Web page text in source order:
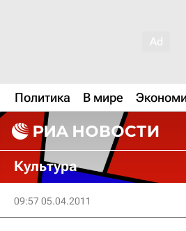
Политика В мире
Культура
09:57 05.04.2011